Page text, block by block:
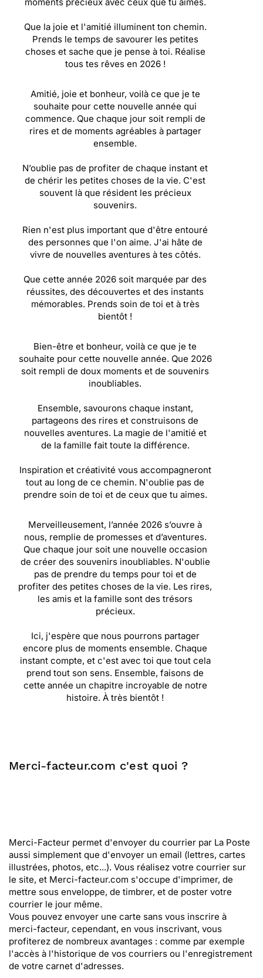
Que la joie et l'amitié illuminent ton chemin.
Prends le temps de savourer les petites
choses et sache que je pense à toi. Réalise
tous tes rêves en 2026 !
Amitié, joie et bonheur, voilà ce que je te
souhaite pour cette nouvelle année qui
commence. Que chaque jour soit rempli de
rires et de moments agréables à partager
ensemble.
N’oublie pas de profiter de chaque instant et
de chérir les petites choses de la vie. C'est
souvent là que résident les précieux
souvenirs.
Rien n'est plus important que d'être entouré
des personnes que l'on aime. J'ai hâte de
vivre de nouvelles aventures à tes côtés.
Que cette année 2026 soit marquée par des
réussites, des découvertes et des instants
mémorables. Prends soin de toi et à très
bientôt !
Bien-être et bonheur, voilà ce que je te
souhaite pour cette nouvelle année. Que 2026
soit rempli de doux moments et de souvenirs
inoubliables.
Ensemble, savourons chaque instant,
partageons des rires et construisons de
nouvelles aventures. La magie de l'amitié et
de la famille fait toute la différence.
Inspiration et créativité vous accompagneront
tout au long de ce chemin. N'oublie pas de
prendre soin de toi et de ceux que tu aimes.
Merveilleusement, l’année 2026 s’ouvre à
nous, remplie de promesses et d’aventures.
Que chaque jour soit une nouvelle occasion
de créer des souvenirs inoubliables. N'oublie
pas de prendre du temps pour toi et de
profiter des petites choses de la vie. Les rires,
les amis et la famille sont des trésors
précieux.
Ici, j'espère que nous pourrons partager
encore plus de moments ensemble. Chaque
instant compte, et c'est avec toi que tout cela
prend tout son sens. Ensemble, faisons de
cette année un chapitre incroyable de notre
histoire. À très bientôt !
Merci-facteur.com c'est quoi ?
Merci-Facteur permet d'envoyer du courrier par La Poste
aussi simplement que d'envoyer un email (lettres, cartes
illustrées, photos, etc...). Vous réalisez votre courrier sur
le site, et Merci-facteur.com s'occupe d'imprimer, de
mettre sous enveloppe, de timbrer, et de poster votre
courrier le jour même.
Vous pouvez envoyer une carte sans vous inscrire à
merci-facteur, cependant, en vous inscrivant, vous
profiterez de nombreux avantages : comme par exemple
l'accès à l'historique de vos courriers ou l'enregistrement
de votre carnet d'adresses.